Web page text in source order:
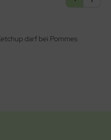
darf bei Pommes